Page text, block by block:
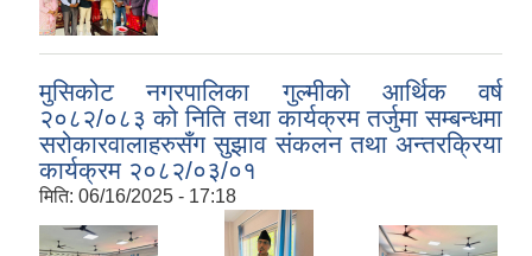
मुसिकोट नगरपालिका गुल्मीको आर्थिक वर्ष
२०८२/०८३ को निति तथा कार्यक्रम तर्जुमा सम्बन्धमा
सरोकारवालाहरुसँग सुझाव संकलन तथा अन्तरक्रिया
कार्यक्रम २०८२/०३/०१
मिति: 06/16/2025 - 17:18